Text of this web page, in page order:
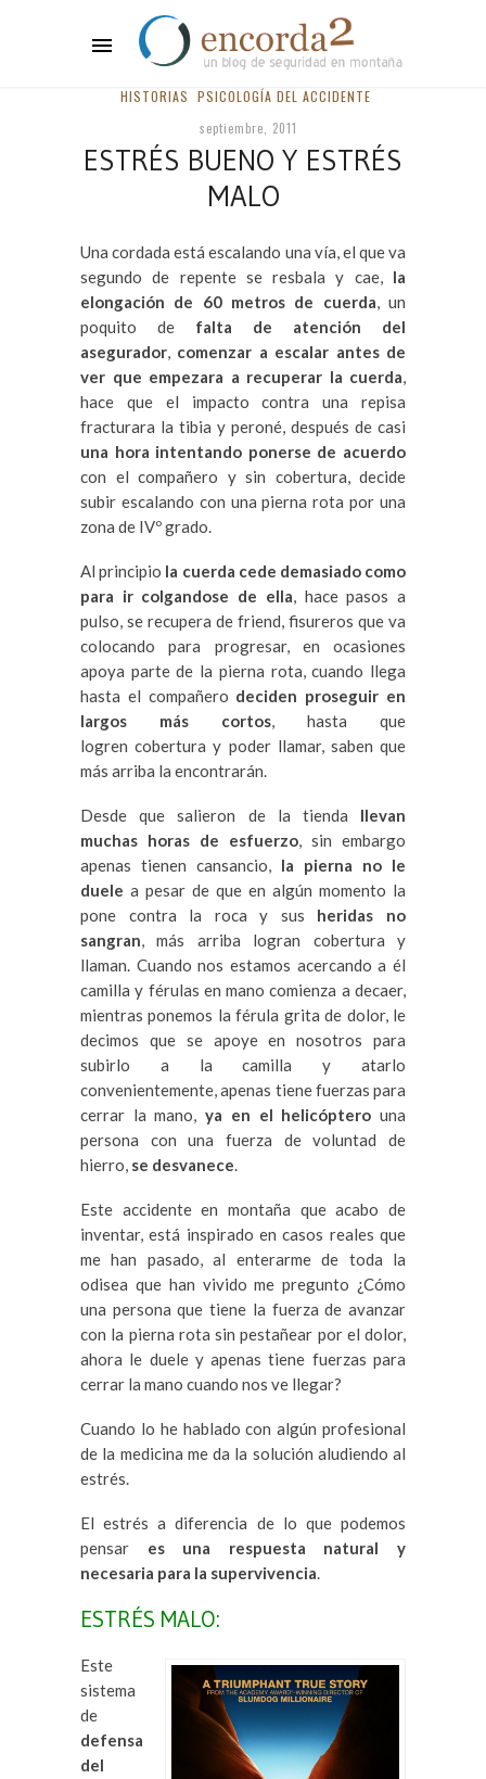
HISTORIAS PSICOLOGÍA DEL ACCIDENTE
septiembre, 2011
ESTRÉS BUENO Y ESTRÉS
MALO
Una cordada está escalando una vía, el que va
segundo de repente se resbala y cae, la
elongación de 60 metros de cuerda, un
poquito de falta de atención del
asegurador, comenzar a escalar antes de
ver que empezara a recuperar la cuerda,
hace que el impacto contra una repisa
fracturara la tibia y peroné, después de casi
una hora intentando ponerse de acuerdo
con el compañero y sin cobertura, decide
subir escalando con una pierna rota por una
zona de IVº grado.
Al principio la cuerda cede demasiado como
para ir colgandose de ella, hace pasos a
pulso, se recupera de friend, fisureros que va
colocando para progresar, en ocasiones
apoya parte de la pierna rota, cuando llega
hasta el compañero deciden proseguir en
largos más cortos, hasta que
logren cobertura y poder llamar, saben que
más arriba la encontrarán.
Desde que salieron de la tienda llevan
muchas horas de esfuerzo, sin embargo
apenas tienen cansancio, la pierna no le
duele a pesar de que en algún momento la
pone contra la roca y sus heridas no
sangran, más arriba logran cobertura y
llaman. Cuando nos estamos acercando a él
camilla y férulas en mano comienza a decaer,
mientras ponemos la férula grita de dolor, le
decimos que se apoye en nosotros para
subirlo a la camilla y atarlo
convenientemente, apenas tiene fuerzas para
cerrar la mano,ya en el helicóptero una
persona con una fuerza de voluntad de
hierro, se desvanece.
Este accidente en montaña que acabo de
inventar, está inspirado en casos reales que
me han pasado, al enterarme de toda la
odisea que han vivido me pregunto ¿Cómo
una persona que tiene la fuerza de avanzar
con la pierna rota sin pestañear por el dolor,
ahora le duele y apenas tiene fuerzas para
cerrar la mano cuando nos ve llegar?
Cuando lo he hablado con algún profesional
de la medicina me da la solución aludiendo al
estrés.
El estrés a diferencia de lo que podemos
pensar es una respuesta natural y
necesaria para la supervivencia.
ESTRÉS MALO:
Este
sistema
de
defensa
del